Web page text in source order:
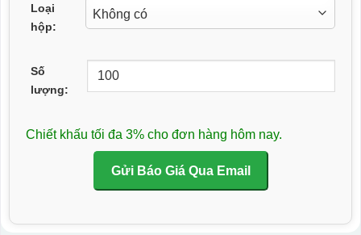
Loại
hộp:
Số
lượng:
Chiết khấu tối đa 3% cho đơn hàng hôm nay.
Gửi Báo Giá Qua Email